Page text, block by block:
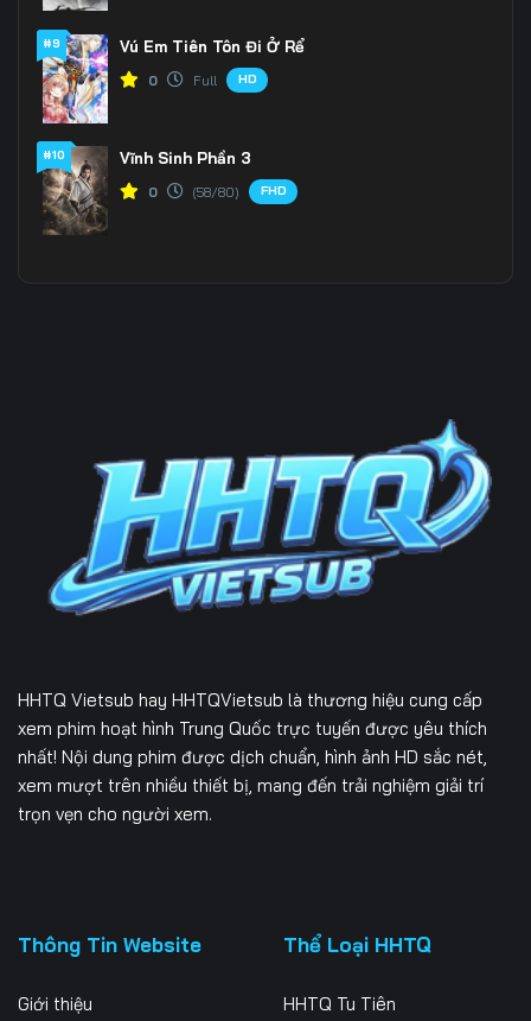
#9 Vú Em Tiên Tôn Đi Ở Rể
0 Full HD
#10 Vĩnh Sinh Phần 3
0 (58/80) FHD
HHTQ Vietsub hay HHTQVietsub là thương hiệu cung cấp
xem phim hoạt hình Trung Quốc trực tuyến được yêu thích
nhất! Nội dung phim được dịch chuẩn, hình ảnh HD sắc nét,
xem mượt trên nhiều thiết bị, mang đến trải nghiệm giải trí
trọn vẹn cho người xem.
Thông Tin Website
Giới thiệu
Thể Loại HHTQ
HHTQ Tu Tiên